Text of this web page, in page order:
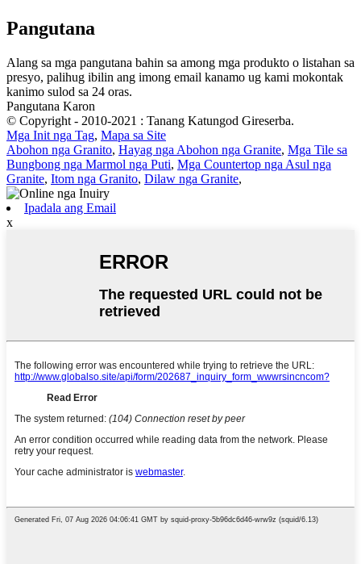
Pangutana
Alang sa mga pangutana bahin sa among mga produkto o listahan sa
presyo, palihug ibilin ang imong email kanamo ug kami mokontak
kanimo sulod sa 24 oras.
Pangutana Karon
© Copyright - 2010-2021 : Tanang Katungod Gireserba.
Mga Init nga Tag, Mapa sa Site
Abohon nga Granito, Hayag nga Abohon nga Granite, Mga Tile sa
Bungbong nga Marmol nga Puti, Mga Countertop nga Asul nga
Granite, Itom nga Granito, Dilaw nga Granite,
Ipadala ang Email
x